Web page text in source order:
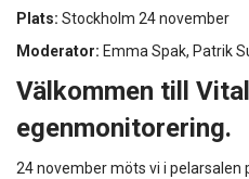
Plats: Stockholm 24 november
Moderator: Emma Spak, Patrik
Välkommen till
egenmonitorering.
24 november möts vi i pelarsalen